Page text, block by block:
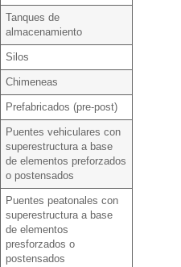
Tanques de
almacenamiento
Silos
Chimeneas
Prefabricados (pre-post)
Puentes vehiculares con
superestructura a base
de elementos preforzados
o postensados
Puentes peatonales con
superestructura a base
de elementos
presforzados o
postensados